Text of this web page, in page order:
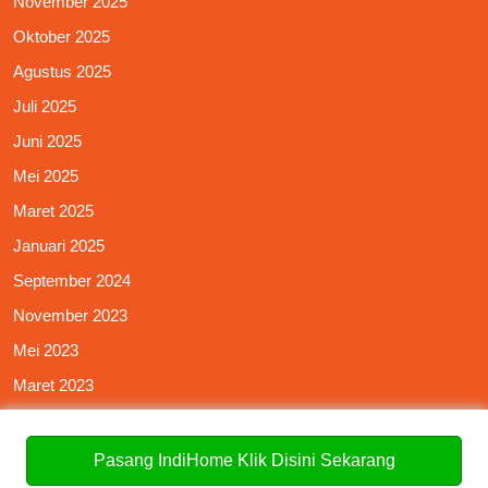
Oktober 2025
Agustus 2025
Juli 2025
Juni 2025
Mei 2025
Maret 2025
Januari 2025
September 2024
November 2023
Mei 2023
Maret 2023
Agustus 2022Pasang IndiHome Klik Disini Sekarang